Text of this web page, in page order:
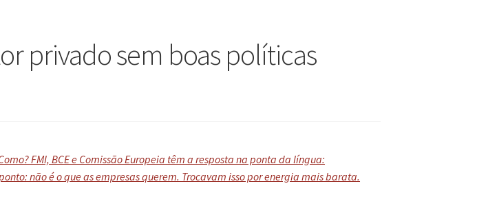
privado sem boas políticas
FMI, BCE e Comissão Europeia têm a resposta na ponta da língua:
não é o que as empresas querem. Trocavam isso por energia mais barata.